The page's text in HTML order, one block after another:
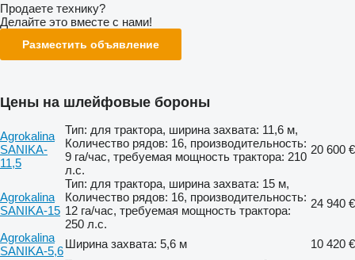
Продаете технику?
Делайте это вместе с нами!
Разместить объявление
Цены на шлейфовые бороны
Agrokalina
SANIKA-
11,5
Тип: для трактора, ширина захвата: 11,6 м,
Количество рядов: 16, производительность:
9 га/час, требуемая мощность трактора: 210
л.с.
20 600 €
Agrokalina
SANIKA-15
Тип: для трактора, ширина захвата: 15 м,
Количество рядов: 16, производительность:
12 га/час, требуемая мощность трактора:
250 л.с.
24 940 €
Agrokalina
SANIKA-5,6
Ширина захвата: 5,6 м
10 420 €